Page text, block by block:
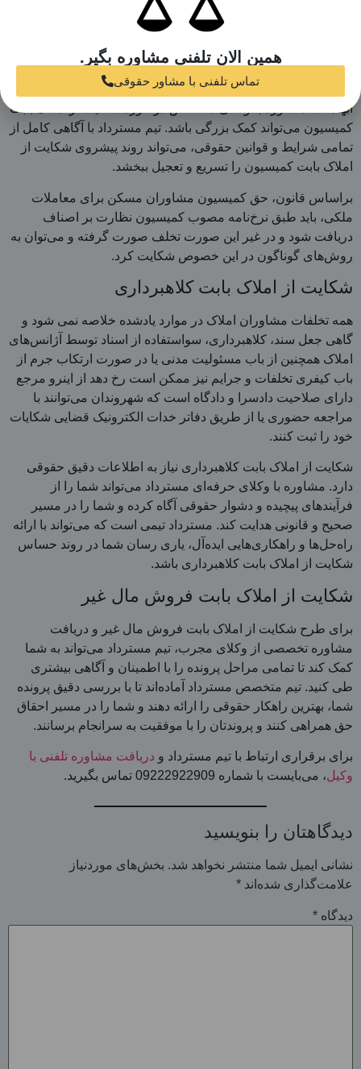
شکایت از املاک بابت کمسیون
شکایت از املاک بابت کمیسیون نیاز به آگاهی کامل از روندهای
حقوقی و مقررات خاص این مرجع دارد. برای راهنمایی دقیق و رفع
ابهامات، مشاوره با وکلای متخصص در حوزه شکایت از املاک بابت
کمیسیون می‌تواند کمک بزرگی باشد. تیم مسترداد با آگاهی کامل از
تمامی شرایط و قوانین حقوقی، می‌تواند روند پیشروی شکایت از
املاک بابت کمیسیون را تسریع و تعجیل ببخشد.
براساس قانون، حق کمیسیون مشاوران مسکن برای معاملات
ملکی، باید طبق نرخ‌نامه مصوب کمیسیون نظارت بر اصناف
دریافت شود و در غیر این صورت تخلف صورت گرفته و می‌توان به
روش‌های گوناگون در این خصوص شکایت کرد.
شکایت از املاک بابت کلاهبرداری
همه تخلفات مشاوران املاک در موارد یادشده خلاصه نمی شود و
گاهی جعل سند، کلاهبرداری، سواستفاده از اسناد توسط آژانس‌های
املاک همچنین از باب مسئولیت مدنی یا در صورت ارتکاب جرم از
باب کیفری تخلفات و جرایم نیز ممکن است رخ دهد از اینرو مرجع
دارای صلاحیت دادسرا و دادگاه است که شهروندان می‌توانند با
مراجعه حضوری یا از طریق دفاتر خدات الکترونیک قضایی شکایات
خود را ثبت کنند.
شکایت از املاک بابت کلاهبرداری نیاز به اطلاعات دقیق حقوقی
دارد. مشاوره با وکلای حرفه‌ای مسترداد می‌تواند شما را از
فرآیندهای پیچیده و دشوار حقوقی آگاه کرده و شما را در مسیر
صحیح و قانونی هدایت کند. مسترداد تیمی است که می‌تواند با ارائه
راه‌حل‌ها و راهکاری‌هایی ایده‌آل، یاری رسان شما در روند حساس
شکایت از املاک بابت کلاهبرداری باشد.
شکایت از املاک بابت فروش مال غیر
برای طرح شکایت از املاک بابت فروش مال غیر و دریافت
مشاوره تخصصی از وکلای مجرب، تیم مسترداد می‌تواند به شما
کمک کند تا تمامی مراحل پرونده را با اطمینان و آگاهی بیشتری
طی کنید. تیم متخصص مسترداد آماده‌اند تا با بررسی دقیق پرونده
شما، بهترین راهکار حقوقی را ارائه دهند و شما را در مسیر احقاق
حق همراهی کنند و پروندتان را با موفقیت به سرانجام برسانند.
برای برقراری ارتباط با تیم مسترداد و دریافت مشاوره تلفنی با
وکیل، می‌بایست با شماره 09222922909 تماس بگیرید.
دیدگاهتان را بنویسید
نشانی ایمیل شما منتشر نخواهد شد. بخش‌های موردنیاز
علامت‌گذاری شده‌اند *
دیدگاه *
همین الان تلفنی مشاوره بگیر.
تماس تلفنی با مشاور حقوقی